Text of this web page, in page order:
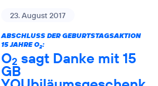
23. August 2017
ABSCHLUSS DER GEBURTSTAGSAKTION
15 JAHRE O2:
O2 sagt Danke mit 15
GB